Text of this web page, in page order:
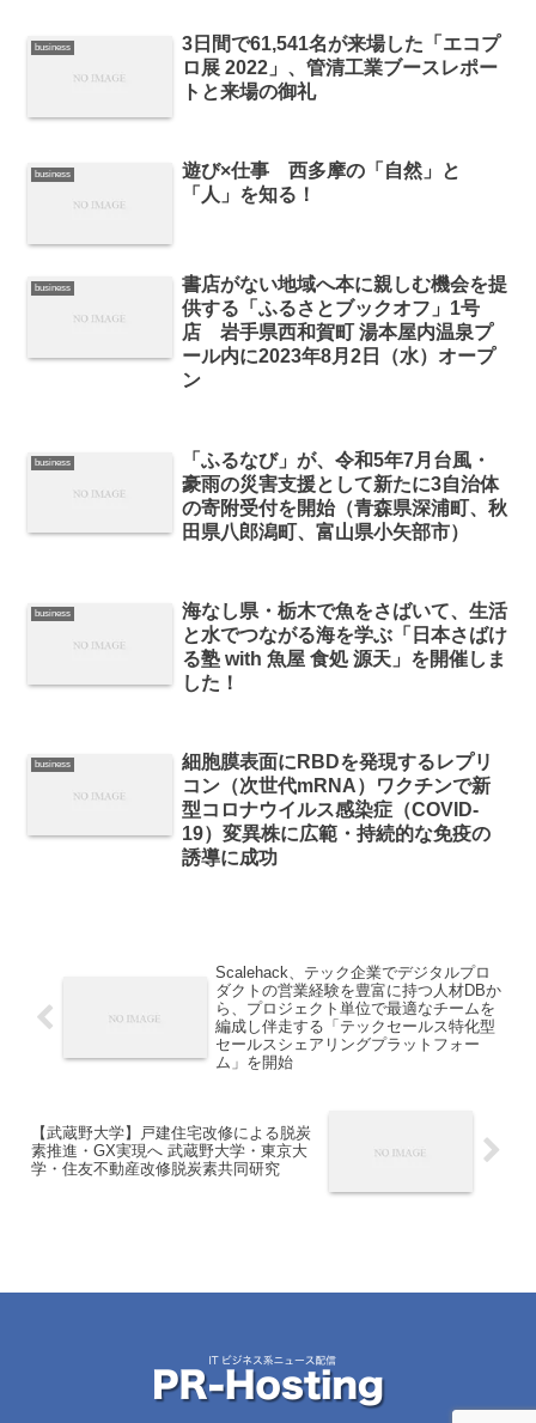
business
3日間で61,541名が来場した「エコプ
ロ展 2022」、管清工業ブースレポー
トと来場の御礼
business
遊び×仕事 西多摩の「自然」と
「人」を知る！
business
書店がない地域へ本に親しむ機会を提
供する「ふるさとブックオフ」1号
店 岩手県西和賀町 湯本屋内温泉プ
ール内に2023年8月2日（水）オープ
ン
business
「ふるなび」が、令和5年7月台風・
豪雨の災害支援として新たに3自治体
の寄附受付を開始（青森県深浦町、秋
田県八郎潟町、富山県小矢部市）
business
海なし県・栃木で魚をさばいて、生活
と水でつながる海を学ぶ「日本さばけ
る塾 with 魚屋 食処 源天」を開催しま
した！
business
細胞膜表面にRBDを発現するレプリ
コン（次世代mRNA）ワクチンで新
型コロナウイルス感染症（COVID-
19）変異株に広範・持続的な免疫の
誘導に成功
Scalehack、テック企業でデジタルプロ
ダクトの営業経験を豊富に持つ人材DBか
ら、プロジェクト単位で最適なチームを
編成し伴走する「テックセールス特化型
セールスシェアリングプラットフォー
ム」を開始
【武蔵野大学】戸建住宅改修による脱炭
素推進・GX実現へ 武蔵野大学・東京大
学・住友不動産改修脱炭素共同研究